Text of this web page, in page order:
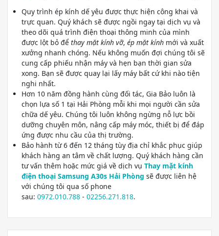
Quy trình ép kính dế yêu được thực hiện công khai và
trực quan. Quý khách sẽ được ngồi ngay tại dịch vụ và
theo dõi quá trình điện thoại thông minh của mình
được lột bỏ để thay mặt kính vỡ, ép mặt kính mới và xuất
xưởng nhanh chóng. Nếu không muốn đợi chúng tôi sẽ
cung cấp phiếu nhận máy và hẹn bạn thời gian sửa
xong. Bạn sẽ được quay lại lấy máy bất cứ khi nào tiện
nghi nhất.
Hơn 10 năm đồng hành cùng đối tác, Gia Bảo luôn là
chọn lựa số 1 tại Hải Phòng mỗi khi mọi người cần sửa
chữa dế yêu. Chúng tôi luôn không ngừng nỗ lực bồi
dưỡng chuyên môn, nâng cấp máy móc, thiết bị để đáp
ứng được nhu cầu của thị trường.
Bảo hành từ 6 đến 12 tháng tùy địa chỉ khắc phục giúp
khách hàng an tâm về chất lượng. Quý khách hàng cần
tư vấn thêm hoặc mức giá về dịch vụ Thay mặt kính
điện thoại Samsung A30s Hải Phòng sẽ được liên hệ
với chúng tôi qua số phone
sau: 0972.010.788 - 02256.271.818.